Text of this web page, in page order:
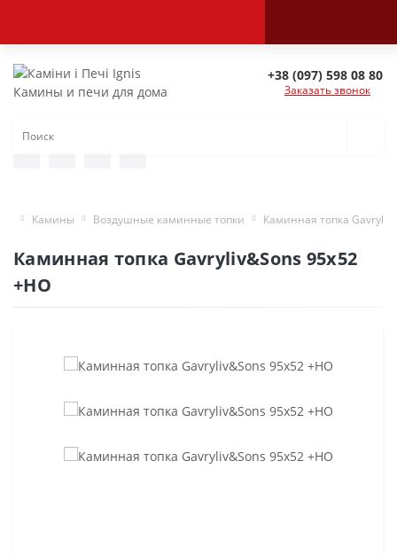
Камины и печи для дома
+38 (097) 598 08 80
Заказать звонок
Камины Воздушные каминные топки Каминная топка
Каминная топка Gavryliv&Sons 95x52
+HO